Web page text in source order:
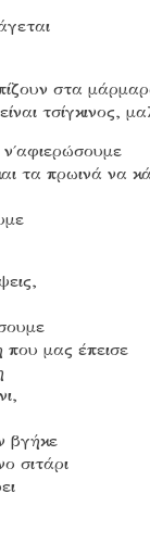
στα
τσίγκινος,
τα πρωινά να
που μας έπεισε
βγήκε
σιτάρι